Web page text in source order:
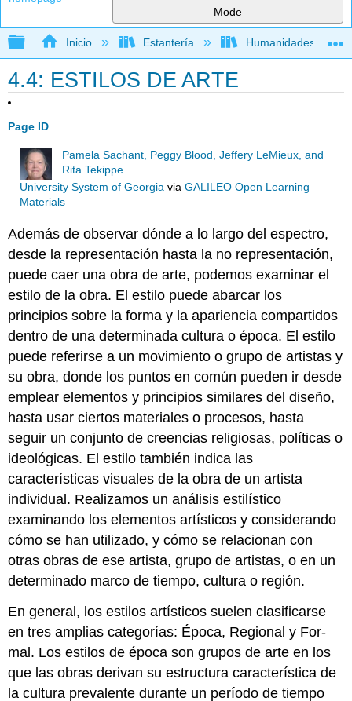
Mode
Expandir/contraer jerarquía global
Inicio Estantería Humanidades
4.4: ESTILOS DE ARTE
Page ID
Pamela Sachant, Peggy Blood, Jeffery LeMieux, and
Rita Tekippe
University System of Georgiavia GALILEO Open Learning
Materials
Además de observar dónde a lo largo del espectro,
desde la representación hasta la no representación,
puede caer una obra de arte, podemos examinar el
estilo de la obra. El estilo puede abarcar los
principios sobre la forma y la apariencia compartidos
dentro de una determinada cultura o época. El estilo
puede referirse a un movimiento o grupo de artistas y
su obra, donde los puntos en común pueden ir desde
emplear elementos y principios similares del diseño,
hasta usar ciertos materiales o procesos, hasta
seguir un conjunto de creencias religiosas, políticas o
ideológicas. El estilo también indica las
características visuales de la obra de un artista
individual. Realizamos un análisis estilístico
examinando los elementos artísticos y considerando
cómo se han utilizado, y cómo se relacionan con
otras obras de ese artista, grupo de artistas, o en un
determinado marco de tiempo, cultura o región.
En general, los estilos artísticos suelen clasificarse
en tres amplias categorías: Época, Regional y For-
mal. Los estilos de época son grupos de arte en los
que las obras derivan su estructura característica de
la cultura prevalente durante un período de tiempo